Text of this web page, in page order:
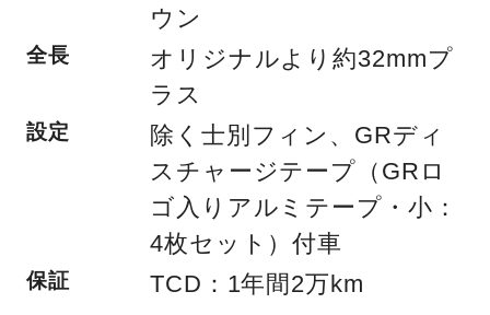
ウン
全長
オリジナルより約32mmプ
ラス
設定
除く士別フィン、GRディ
スチャージテープ（GRロ
ゴ入りアルミテープ・小：
4枚セット）付車
保証 TCD：1年間2万km